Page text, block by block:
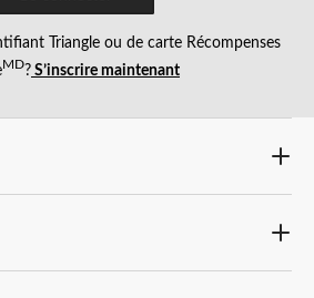
Triangle ou de carte Récompenses
MD? S’inscrire maintenant